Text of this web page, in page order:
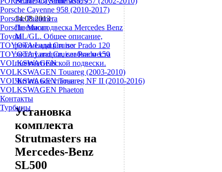
Porsche Cayenne 958 (2010-2017)
Porsche Panamera
Porsche Macan
Toyota
TOYOTA Land Cruiser Prado 120
TOYOTA Land Cruiser Prado 150
VOLKSWAGEN
VOLKSWAGEN Touareg (2003-2010)
VOLKSWAGEN Touareg NF II (2010-2016)
VOLKSWAGEN Phaeton
Контакты
Турбины
14.08.2013
Пневмоподвеска Mercedes Benz
ML/GL. Общее описание,
рекомендации по
эксплуатации, слабые места
пневматической подвески.
Читать все статьи >
Установка
комплекта
Strutmasters на
Mercedes-Benz
SL500